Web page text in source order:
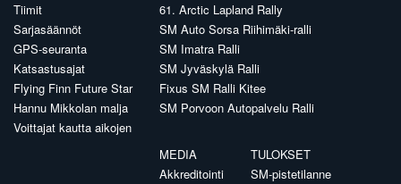
Tiimit
Sarjasäännöt
GPS-seuranta
Katsastusajat
Flying Finn Future Star
Hannu Mikkolan malja
Voittajat kautta aikojen
61. Arctic Lapland Rally
SM Auto Sorsa Riihimäki-ralli
SM Imatra Ralli
SM Jyväskylä Ralli
Fixus SM Ralli Kitee
SM Porvoon Autopalvelu Ralli
MEDIA
Akkreditointi
TULOKSET
SM-pistetilanne